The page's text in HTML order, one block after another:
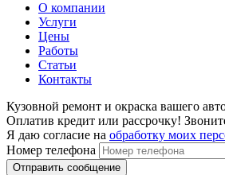
О компании
Услуги
Цены
Работы
Статьи
Контакты
Кузовной ремонт и окраска вашего
Оплатив кредит или рассрочку!
Я даю согласие на обработку моих
Номер телефона